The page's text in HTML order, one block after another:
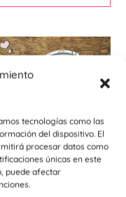
tecnologías como las
del dispositivo. El
procesar datos como
únicas en este
puede afectar